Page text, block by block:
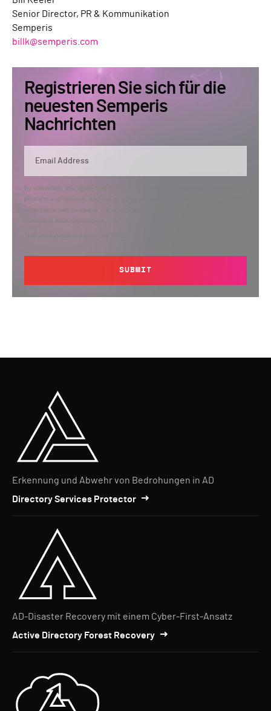
Senior Director, PR & Kommunikation
Semperis
billk@semperis.com
Registrieren Sie sich für die
neuesten Semperis
Nachrichten
By submitting, you agree that Semperis may send you information regarding its
products and services, and use and process your personal information in
accordance with Semperis’
contacting privacy@semperis.com.
SUBMIT
Erkennung und Abwehr von Bedrohungen in AD
Directory Services Protector
AD-Disaster Recovery mit einem Cyber-First-Ansatz
Active Directory Forest Recovery